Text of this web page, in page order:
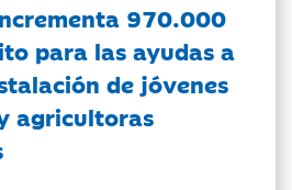
970.000
para las ayudas a
de jóvenes
agricultoras